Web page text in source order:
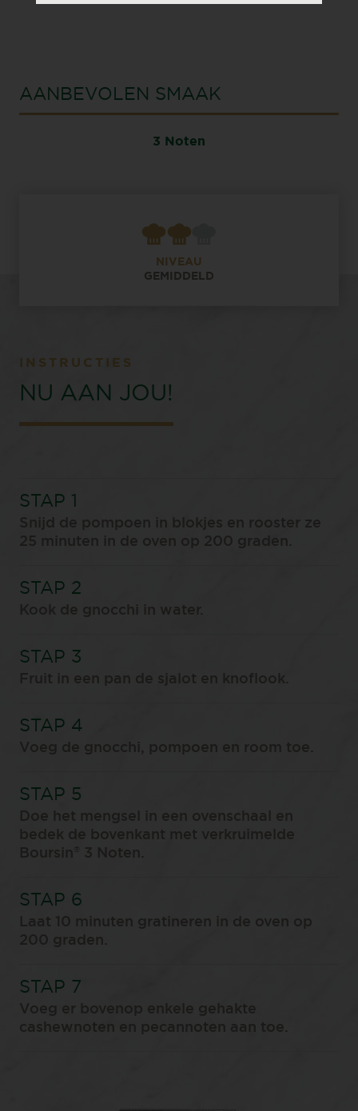
AANBEVOLEN SMAAK
3 Noten
NIVEAU
GEMIDDELD
INSTRUCTIES
NU AAN JOU!
Snijd de pompoen in blokjes en rooster ze
25 minuten in de oven op 200 graden.
Kook de gnocchi in water.
Fruit in een pan de sjalot en knoflook.
Voeg de gnocchi, pompoen en room toe.
Doe het mengsel in een ovenschaal en
bedek de bovenkant met verkruimelde
Boursin
3 Noten.
Laat 10 minuten gratineren in de oven op
200 graden.
Voeg er bovenop enkele gehakte
cashewnoten en pecannoten aan toe.